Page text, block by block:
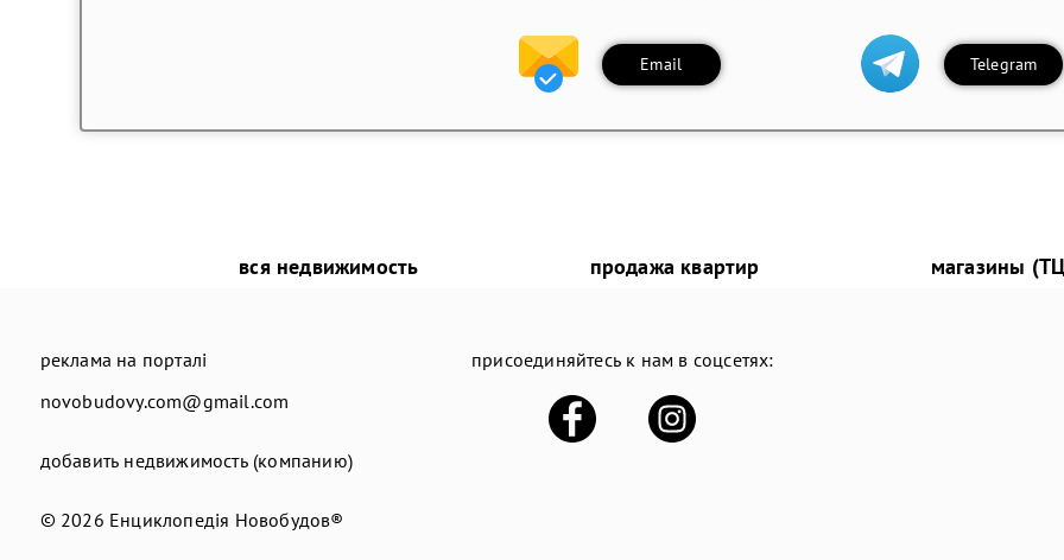
Email Telegram
вся недвижимость продажа квартир магазины
реклама на порталі
novobudovy.com@gmail.com
добавить недвижимость (компанию)
© 2026 Енциклопедія Новобудов®
присоединяйтесь к нам в соцсетях: